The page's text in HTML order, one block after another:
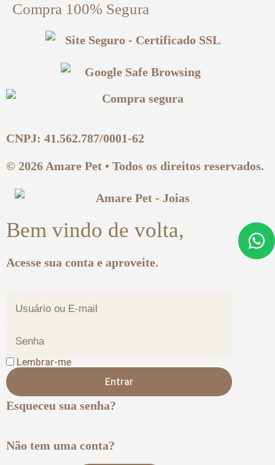
Compra 100% Segura
CNPJ: 41.562.787/0001-62
© 2026 Amare Pet • Todos os direitos reservados.
Bem vindo de volta,
Acesse sua conta e aproveite.
Lembrar-me
Entrar
Esqueceu sua senha?
Não tem uma conta?